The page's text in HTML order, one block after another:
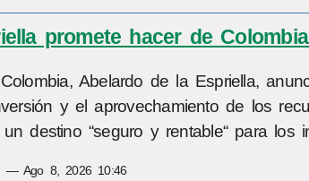
promete hacer de
Abelardo de la Espriella,
y el aprovechamiento de los
destino “seguro y rentable“ para los
— Ago 8, 2026 10:46